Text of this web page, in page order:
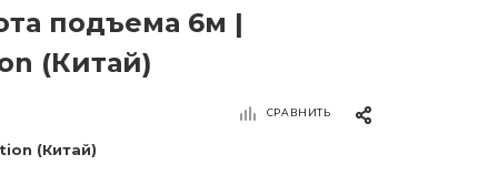
подъема 6м |
(Китай)
СРАВНИТЬ
(Китай)